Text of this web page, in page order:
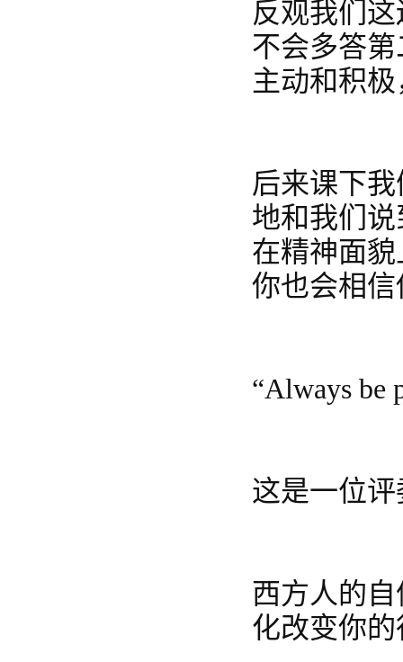
反观我们
不会多答
主动和积
后来课下
地和我们
在精神面
你也会相
“Always be
这是一位
西方人的
化改变你